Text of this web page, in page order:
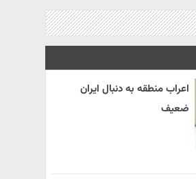
اعراب منطقه به دنبال ایران
ضعیف